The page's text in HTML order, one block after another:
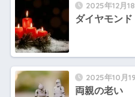
2025年12月
ダイヤモンド
2025年10月
両親の老い